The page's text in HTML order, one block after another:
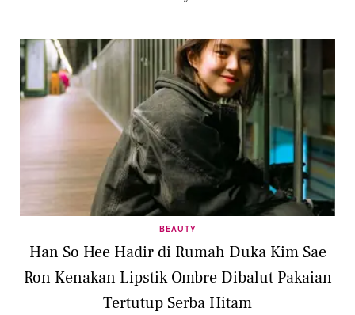
BEAUTY
Han So Hee Hadir di Rumah Duka Kim Sae
Ron Kenakan Lipstik Ombre Dibalut Pakaian
Tertutup Serba Hitam